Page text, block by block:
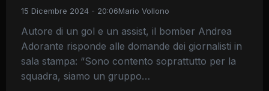
15 Dicembre 2024 - 20:06Mario Vollono
Autore di un gol e un assist, il bomber Andrea
Adorante risponde alle domande dei giornalisti in
sala stampa: “Sono contento soprattutto per la
squadra, siamo un gruppo…